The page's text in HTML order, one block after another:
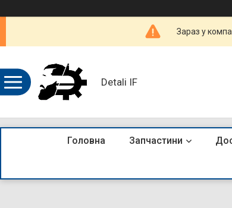
Зараз у
Detali IF
Головна Запчастини